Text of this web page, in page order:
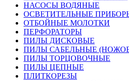
НАСОСЫ ВОДЯНЫЕ
ОСВЕТИТЕЛЬНЫЕ
ОТБОЙНЫЕ МОЛОТКИ
ПЕРФОРАТОРЫ
ПИЛЫ ДИСКОВЫЕ
ПИЛЫ САБЕЛЬНЫЕ
ПИЛЫ ТОРЦОВОЧНЫЕ
ПИЛЫ ЦЕПНЫЕ
ПЛИТКОРЕЗЫ